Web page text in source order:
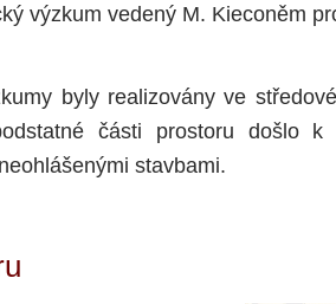
výzkum vedený M. Kieconěm
byly realizovány ve
části prostoru došlo k
stavbami.